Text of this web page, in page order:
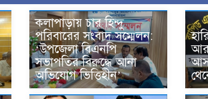
কলাপাড়ায় চার হিন্দু
পরিবারের সংবাদ সম্মেলন:
‘উপজেলা বিএনপি
সভাপতির বিরুদ্ধে আনা
অভিযোগ ভিত্তিহীন’